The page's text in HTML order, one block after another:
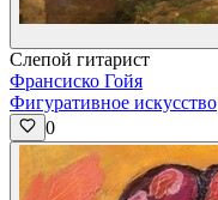
Слепой гитарист
Франсиско Гойя
Фигуративное искусство
0